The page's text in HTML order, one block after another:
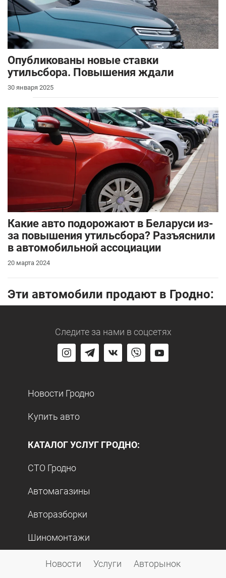
Опубликованы новые ставки
утильсбора. Повышения ждали
30 января 2025
Какие авто подорожают в Беларуси из-
за повышения утильсбора? Разъяснили
в автомобильной ассоциации
20 марта 2024
Эти автомобили продают в Гродно:
Следите за нами в соцсетях
Новости Гродно
Купить авто
КАТАЛОГ УСЛУГ ГРОДНО:
СТО Гродно
Автомагазины
Авторазборки
Шиномонтажи
Эвакуаторы
Новости Услуги Авторынок